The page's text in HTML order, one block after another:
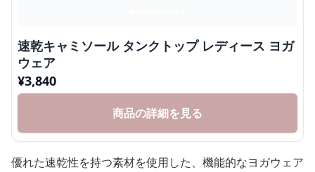
速乾キャミソール タンクトップ レディース ヨガ
ウェア
¥3,840
商品の詳細を見る
優れた速乾性を持つ素材を使用した、機能的なヨガウェア